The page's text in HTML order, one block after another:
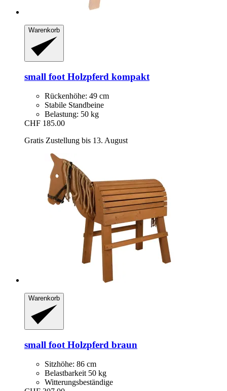
Warenkorb
small foot Holzpferd kompakt
Rückenhöhe: 49 cm
Stabile Standbeine
Belastung: 50 kg
CHF 185.00
Gratis Zustellung bis 13. August
Warenkorb
small foot Holzpferd braun
Sitzhöhe: 86 cm
Belastbarkeit 50 kg
Witterungsbeständige